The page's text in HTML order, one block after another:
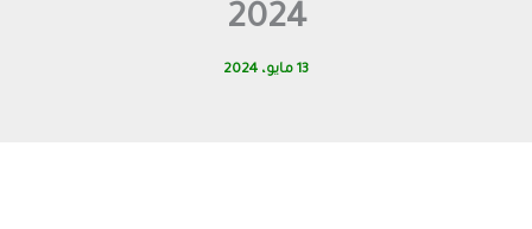
2024
13 مايو، 2024